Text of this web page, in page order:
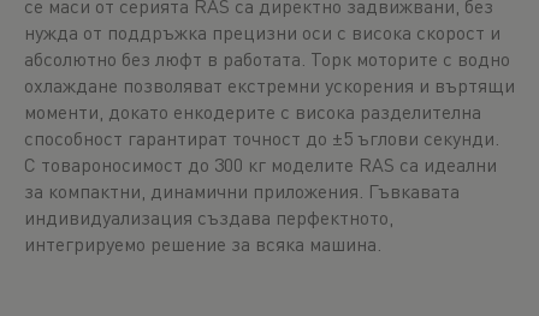
се маси от серията RAS са директно задвижвани, без
нужда от поддръжка прецизни оси с висока скорост и
абсолютно без люфт в работата. Торк моторите с водно
охлаждане позволяват екстремни ускорения и въртящи
моменти, докато енкодерите с висока разделителна
способност гарантират точност до ±5 ъглови секунди.
С товароносимост до 300 кг моделите RAS са идеални
за компактни, динамични приложения. Гъвкавата
индивидуализация създава перфектното,
интегрируемо решение за всяка машина.